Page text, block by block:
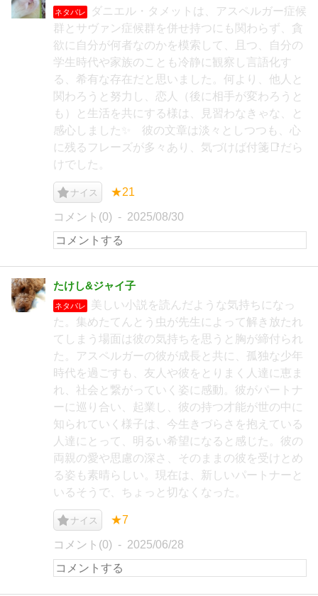
ネタバレ
ダニエル・タメットは、アスペルガー症候
群とサヴァン症候群を併せ持つにも関わらず、貪
欲に自分が何者なのかを模索して、且つ、自分の
学生時代や家族のことも冷静に観察し言語化す
る、希有な存在だと思いました。何より、他人と
関わろうと努力し、恋人（後に相手が変わろうと
も）と生活を共にする様は、見習わなきゃな、と
感心しました✨ 彼の文章は淡々としつつも、心
に残るフレーズが多々あり、気づけば付箋📑だら
けでした。
ナイス ★21
コメント(0) 2025/08/30
たけし&ジャイ子
ネタバレ
美しい小説を読んだような気持ちになっ
た。集めたてんとう虫が先生によって解き放たれ
てしまう場面は彼の気持ちを思うと胸が締付られ
た。アスペルガーの彼が成長と共に、孤独な少年
時代を過ごすも、友人や彼をとりまく人達に恵ま
れ、社会と繋がっていく姿に感動。彼がパートナ
ーに巡り合い、起業し、彼の持つ才能が世の中に
知られていく様子は、今生きづらさを抱えている
人達にとって、明るい希望になると感じた。彼の
両親の愛や思慮の深さ、そのままの彼を受けとめ
る姿も素晴らしい。現在は、新しいパートナーと
いるそうで、ちょっと切なくなった。
ナイス ★7
コメント(0) 2025/06/28